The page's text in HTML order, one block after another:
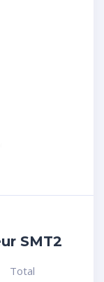
SMT2
Total